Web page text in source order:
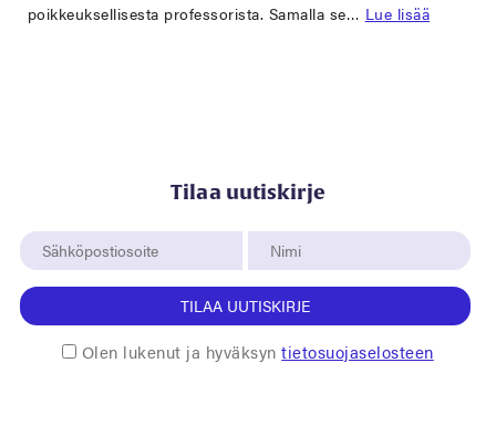
poikkeuksellisesta professorista. Samalla se… Lue lisää
Tilaa uutiskirje
TILAA UUTISKIRJE
Olen lukenut ja hyväksyntietosuojaselosteen